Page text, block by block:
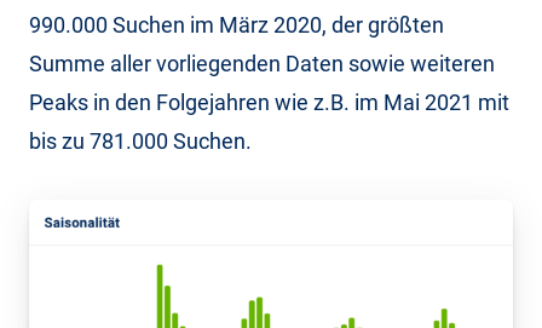
990.000 Suchen im März 2020, der größten
Summe aller vorliegenden Daten sowie weiteren
Peaks in den Folgejahren wie z.B. im Mai 2021 mit
bis zu 781.000 Suchen.